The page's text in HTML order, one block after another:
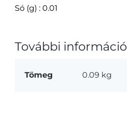
Só (g) : 0.01
További információ
Tömeg 0.09 kg